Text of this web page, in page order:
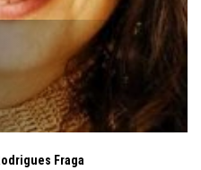
Fraga